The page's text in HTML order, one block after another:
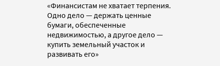
«Финансистам не хватает терпения.
Одно дело — держать ценные
бумаги, обеспеченные
недвижимостью, а другое дело —
купить земельный участок и
развивать его»